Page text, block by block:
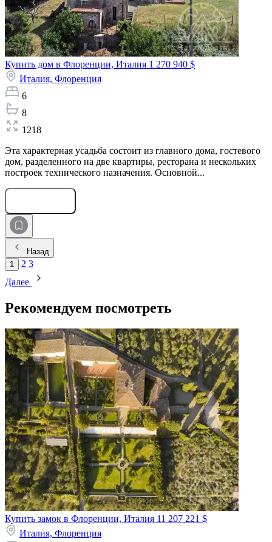
Купить дом в Флоренции, Италия 1 270 940 $
Италия, Флоренция
6
8
1218
Эта характерная усадьба состоит из главного дома, гостевого
дом, разделенного на две квартиры, ресторана и нескольких
построек технического назначения. Основной...
Назад
1
2 3
Далее
Рекомендуем посмотреть
Купить замок в Флоренции, Италия 11 207 221 $
Италия, Флоренция